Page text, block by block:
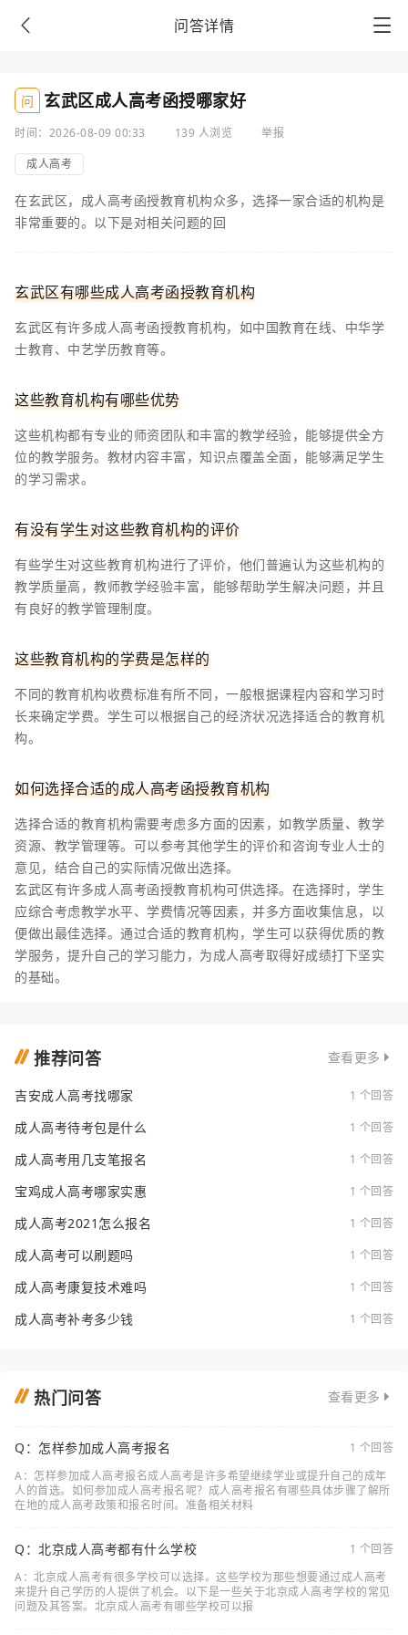
问答详情
问 玄武区成人高考函授哪家好
时间：2026-08-09 00:33 139 人浏览
举报
成人高考
在玄武区，成人高考函授教育机构众多，选择一家合适的机构是
非常重要的。以下是对相关问题的回
玄武区有哪些成人高考函授教育机构
玄武区有许多成人高考函授教育机构，如中国教育在线、中华学
士教育、中艺学历教育等。
这些教育机构有哪些优势
这些机构都有专业的师资团队和丰富的教学经验，能够提供全方
位的教学服务。教材内容丰富，知识点覆盖全面，能够满足学生
的学习需求。
有没有学生对这些教育机构的评价
有些学生对这些教育机构进行了评价，他们普遍认为这些机构的
教学质量高，教师教学经验丰富，能够帮助学生解决问题，并且
有良好的教学管理制度。
这些教育机构的学费是怎样的
不同的教育机构收费标准有所不同，一般根据课程内容和学习时
长来确定学费。学生可以根据自己的经济状况选择适合的教育机
构。
如何选择合适的成人高考函授教育机构
选择合适的教育机构需要考虑多方面的因素，如教学质量、教学
资源、教学管理等。可以参考其他学生的评价和咨询专业人士的
意见，结合自己的实际情况做出选择。
玄武区有许多成人高考函授教育机构可供选择。在选择时，学生
应综合考虑教学水平、学费情况等因素，并多方面收集信息，以
便做出最佳选择。通过合适的教育机构，学生可以获得优质的教
学服务，提升自己的学习能力，为成人高考取得好成绩打下坚实
的基础。
推荐问答 查看更多
吉安成人高考找哪家 1 个回答
成人高考待考包是什么 1 个回答
成人高考用几支笔报名 1 个回答
宝鸡成人高考哪家实惠 1 个回答
成人高考2021怎么报名 1 个回答
成人高考可以刷题吗 1 个回答
成人高考康复技术难吗 1 个回答
成人高考补考多少钱 1 个回答
热门问答 查看更多
Q：怎样参加成人高考报名
1 个回答
A：怎样参加成人高考报名成人高考是许多希望继续学业或提升自己的成年
人的首选。如何参加成人高考报名呢？成人高考报名有哪些具体步骤了解所
在地的成人高考政策和报名时间。准备相关材料
Q：北京成人高考都有什么学校
1 个回答
A：北京成人高考有很多学校可以选择。这些学校为那些想要通过成人高考
来提升自己学历的人提供了机会。以下是一些关于北京成人高考学校的常见
问题及其答案。北京成人高考有哪些学校可以报